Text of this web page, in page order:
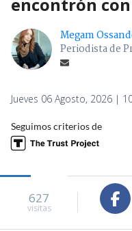
encontrón
Megam
Periodista de
Jueves 06 Agosto, 2026 |
Seguimos criterios de
627
visitas